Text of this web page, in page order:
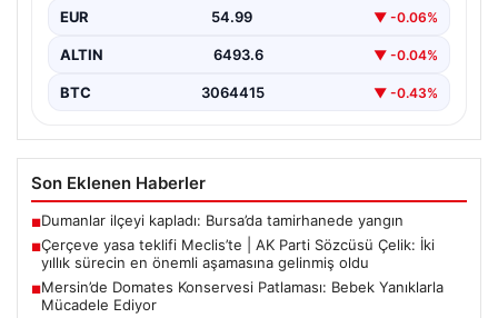
EUR 54.99 ▼ -0.06%
ALTIN 6493.6 ▼ -0.04%
BTC 3064415 ▼ -0.43%
Son Eklenen Haberler
■Dumanlar ilçeyi kapladı: Bursa’da tamirhanede yangın
■Çerçeve yasa teklifi Meclis’te | AK Parti Sözcüsü Çelik: İki
yıllık sürecin en önemli aşamasına gelinmiş oldu
■Mersin’de Domates Konservesi Patlaması: Bebek Yanıklarla
Mücadele Ediyor